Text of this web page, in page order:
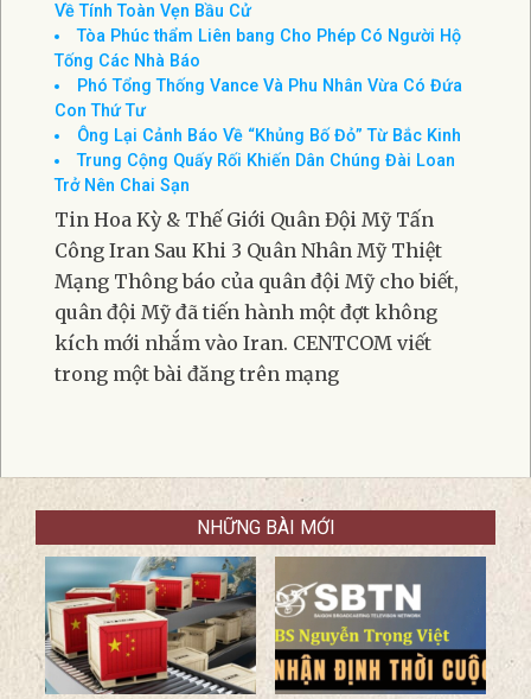
Về Tính Toàn Vẹn Bầu Cử
Tòa Phúc thẩm Liên bang Cho Phép Có Người Hộ
Tống Các Nhà Báo
Phó Tổng Thống Vance Và Phu Nhân Vừa Có Đứa
Con Thứ Tư
Ông Lại Cảnh Báo Về “Khủng Bố Đỏ” Từ Bắc Kinh
Trung Cộng Quấy Rối Khiến Dân Chúng Đài Loan
Trở Nên Chai Sạn
Tin Hoa Kỳ & Thế Giới Quân Đội Mỹ Tấn
Công Iran Sau Khi 3 Quân Nhân Mỹ Thiệt
Mạng Thông báo của quân đội Mỹ cho biết,
quân đội Mỹ đã tiến hành một đợt không
kích mới nhắm vào Iran. CENTCOM viết
trong một bài đăng trên mạng
NHỮNG BÀI MỚI